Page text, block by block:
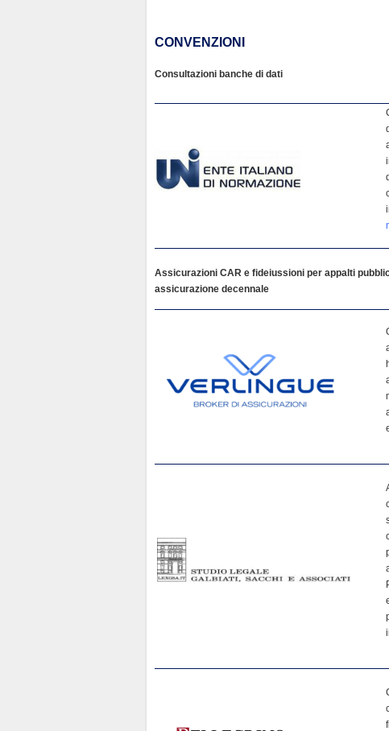
CONVENZIONI
Consultazioni banche di dati
Assicurazioni CAR e fideiussioni per appalti
assicurazione decennale